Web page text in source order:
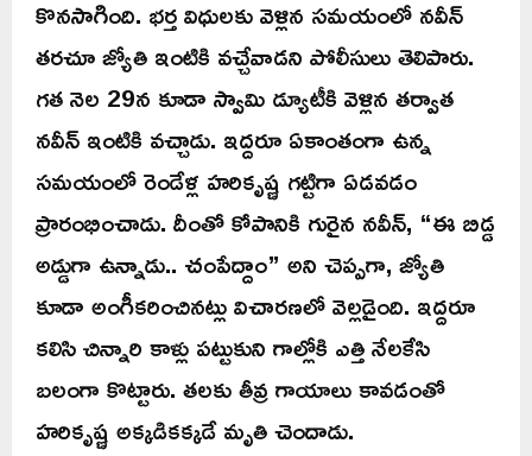
కొనసాగింది. భర్త విధులకు వెళ్లిన సమయంలో నవీన్
తరచూ జ్యోతి ఇంటికి వచ్చేవాడని పోలీసులు తెలిపారు.
గత నెల 29న కూడా స్వామి డ్యూటీకి వెళ్లిన తర్వాత
నవీన్ ఇంటికి వచ్చాడు. ఇద్దరూ ఏకాంతంగా ఉన్న
సమయంలో రెండేళ్ల హరికృష్ణ గట్టిగా ఏడవడం
ప్రారంభించాడు. దీంతో కోపానికి గురైన నవీన్, “ఈ బిడ్డ
అడ్డుగా ఉన్నాడు.. చంపేద్దాం” అని చెప్పగా, జ్యోతి
కూడా అంగీకరించినట్లు విచారణలో వెల్లడైంది. ఇద్దరూ
కలిసి చిన్నారి కాళ్లు పట్టుకుని గాల్లోకి ఎత్తి నేలకేసి
బలంగా కొట్టారు. తలకు తీవ్ర గాయాలు కావడంతో
హరికృష్ణ అక్కడికక్కడే మృతి చెందాడు.